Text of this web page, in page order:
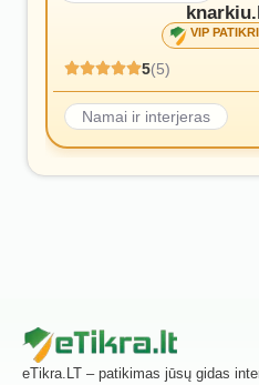
VIP
5(5)
Namai ir interjeras
eTikra.LT – patikimas jūsų gidas